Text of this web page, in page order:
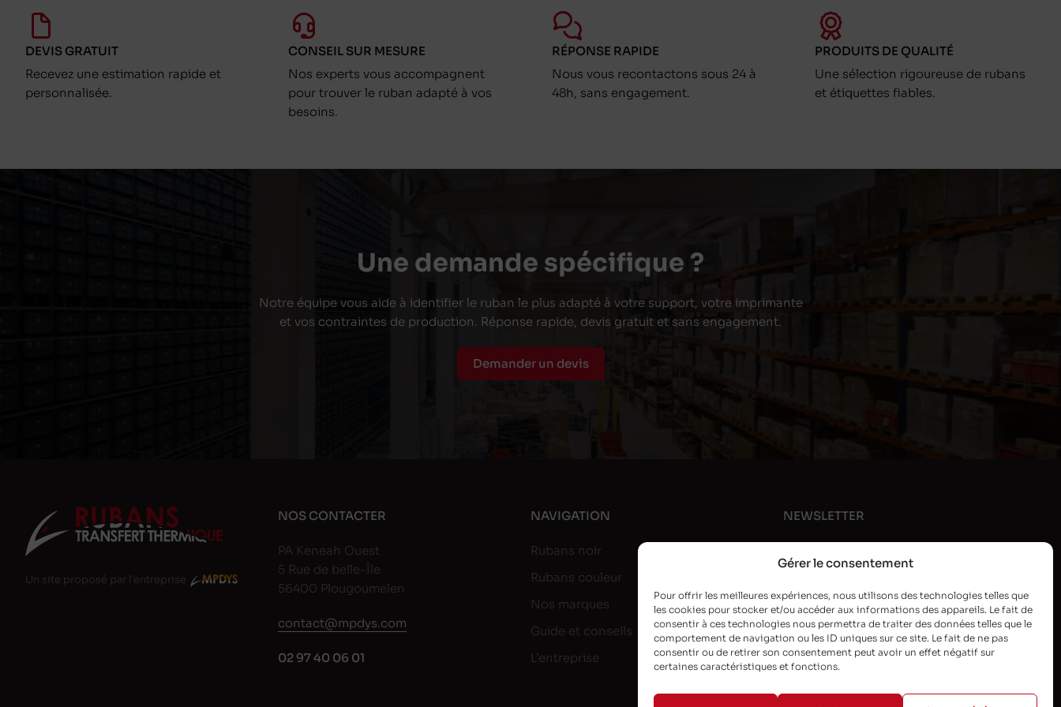
Gérer le consentement
Pour offrir les meilleures expériences, nous utilisons des technologies telles que
les cookies pour stocker et/ou accéder aux informations des appareils. Le fait de
consentir à ces technologies nous permettra de traiter des données telles que le
comportement de navigation ou les ID uniques sur ce site. Le fait de ne pas
consentir ou de retirer son consentement peut avoir un effet négatif sur
certaines caractéristiques et fonctions.
DEVIS GRATUIT
Recevez une estimation rapide et
personnalisée.
CONSEIL SUR MESURE
Nos experts vous accompagnent
pour trouver le ruban adapté à vos
besoins.
RÉPONSE RAPIDE
Nous vous recontactons sous 24 à
48h, sans engagement.
PRODUITS DE QUALITÉ
Une sélection rigoureuse de rubans
et étiquettes fiables.
Une demande spécifique ?
Notre équipe vous aide à identifier le ruban le plus adapté à votre support, votre imprimante
et vos contraintes de production. Réponse rapide, devis gratuit et sans engagement.
Demander un devis
Un site proposé par l'entreprise
NOS CONTACTER
PA Keneah Ouest
5 Rue de belle-Île
56400 Plougoumelen
contact@mpdys.com
02 97 40 06 01
NAVIGATION
Rubans noir
Rubans couleur
Nos marques
Guide et conseils
L’entreprise
NEWSLETTER